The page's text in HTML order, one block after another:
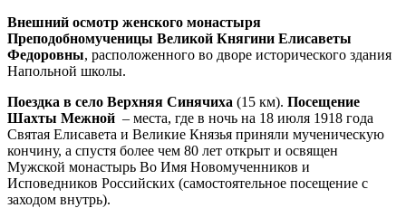
Внешний осмотр женского монастыря
Преподобномученицы Великой Княгини Елисаветы
Федоровны, расположенного во дворе исторического здания
Напольной школы.
Поездка в село Верхняя Синячиха (15 км). Посещение
Шахты Межной – места, где в ночь на 18 июля 1918 года
Святая Елисавета и Великие Князья приняли мученическую
кончину, а спустя более чем 80 лет открыт и освящен
Мужской монастырь Во Имя Новомученников и
Исповедников Российских (самостоятельное посещение с
заходом внутрь).